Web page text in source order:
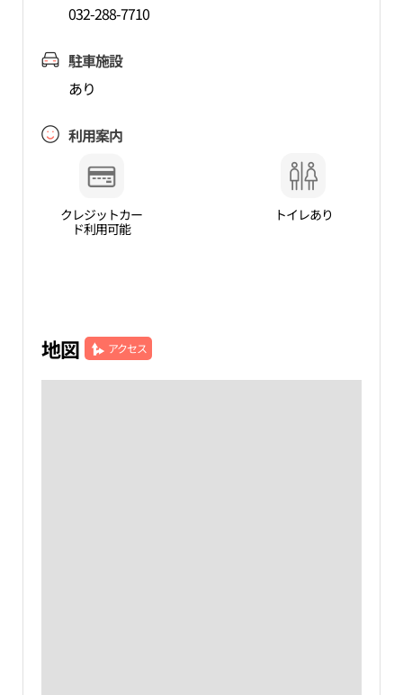
032-288-7710
駐車施設
あり
利用案内
クレジットカー
ド利用可能
トイレあり
地図 アクセス